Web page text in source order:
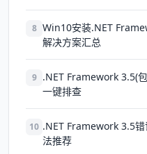
8 Win10安装.NET
解决方案汇总
9 .NET Framework 3.5(
一键排查
10 .NET Framework 3.5
法推荐